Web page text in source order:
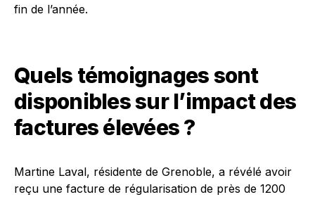
fin de l’année.
Quels témoignages sont
disponibles sur l’impact des
factures élevées ?
Martine Laval, résidente de Grenoble, a révélé avoir
reçu une facture de régularisation de près de 1200